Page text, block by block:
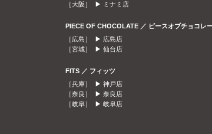
［大阪］ ▶
ミナミ店
PIECE OF CHOCOLATE ／ ピースオブチョコレ
［広島］ ▶ 広島店
［宮城］ ▶ 仙台店
FITS ／ フィッツ
［兵庫］ ▶ 神戸店
［奈良］ ▶ 奈良店
［岐阜］ ▶ 岐阜店